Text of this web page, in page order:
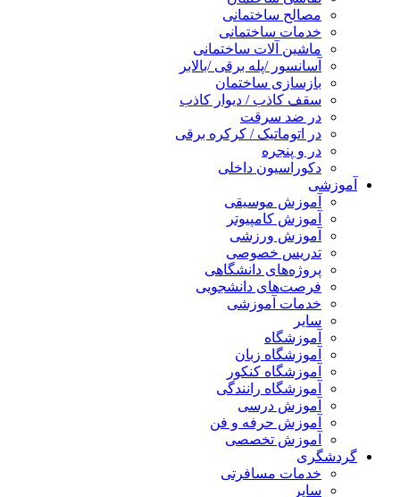
مصالح ساختمانی
خدمات ساختمانی
ماشین آلات ساختمانی
آسانسور /پله برقی /بالابر
بازسازی ساختمان
سقف کاذب / دیوار کاذب
در ضد سرقت
در اتوماتیک / کرکره برقی
در و پنجره
دکوراسیون داخلی
آموزشی
آموزش موسیقی
آموزش کامپیوتر
آموزش ورزشی
تدریس خصوصی
پروژه‌های دانشگاهی
فرصت‌های دانشجویی
خدمات آموزشی
سایر
آموزشگاه
آموزشگاه زبان
آموزشگاه کنکور
آموزشگاه رانندگی
آموزش درسی
آموزش حرفه و فن
آموزش تخصصی
گردشگری
خدمات مسافرتی
سایر